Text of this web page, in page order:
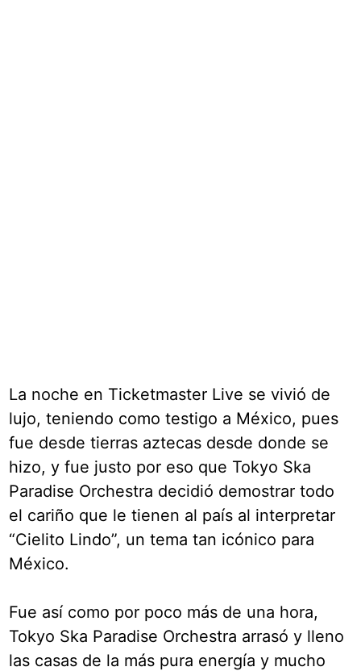
La noche en Ticketmaster Live se vivió de
lujo, teniendo como testigo a México, pues
fue desde tierras aztecas desde donde se
hizo, y fue justo por eso que Tokyo Ska
Paradise Orchestra decidió demostrar todo
el cariño que le tienen al país al interpretar
“Cielito Lindo”, un tema tan icónico para
México.
Fue así como por poco más de una hora,
Tokyo Ska Paradise Orchestra arrasó y lleno
las casas de la más pura energía y mucho